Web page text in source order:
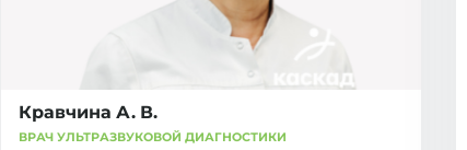
Кравчина А. В.
ВРАЧ УЛЬТРАЗВУКОВОЙ ДИАГНОСТИКИ